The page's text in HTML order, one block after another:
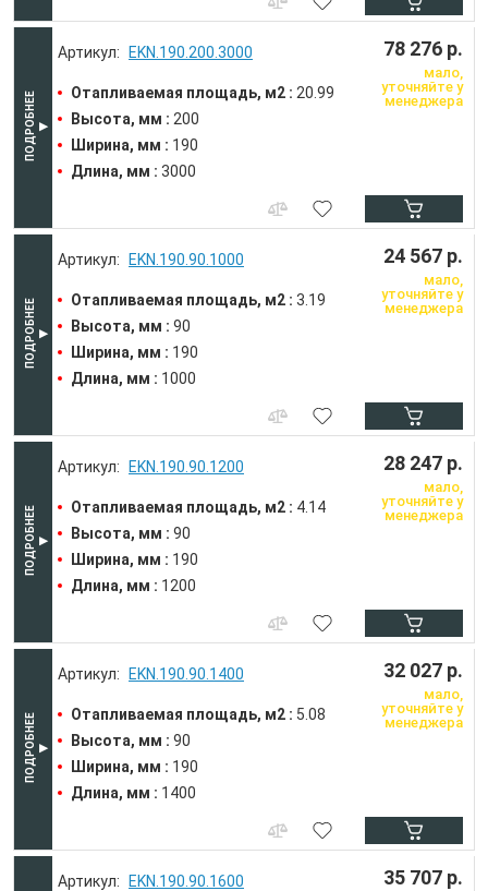
EKN.190.200.3000
Отапливаемая площадь, м2 : 20.99
Высота, мм : 200
Ширина, мм : 190
Длина, мм : 3000
78 276 р.
мало,
уточняйте у
менеджера
EKN.190.90.1000
Отапливаемая площадь, м2 : 3.19
Высота, мм : 90
Ширина, мм : 190
Длина, мм : 1000
24 567 р.
мало,
уточняйте у
менеджера
EKN.190.90.1200
Отапливаемая площадь, м2 : 4.14
Высота, мм : 90
Ширина, мм : 190
Длина, мм : 1200
28 247 р.
мало,
уточняйте у
менеджера
EKN.190.90.1400
Отапливаемая площадь, м2 : 5.08
Высота, мм : 90
Ширина, мм : 190
Длина, мм : 1400
32 027 р.
мало,
уточняйте у
менеджера
EKN.190.90.1600 35 707 р.